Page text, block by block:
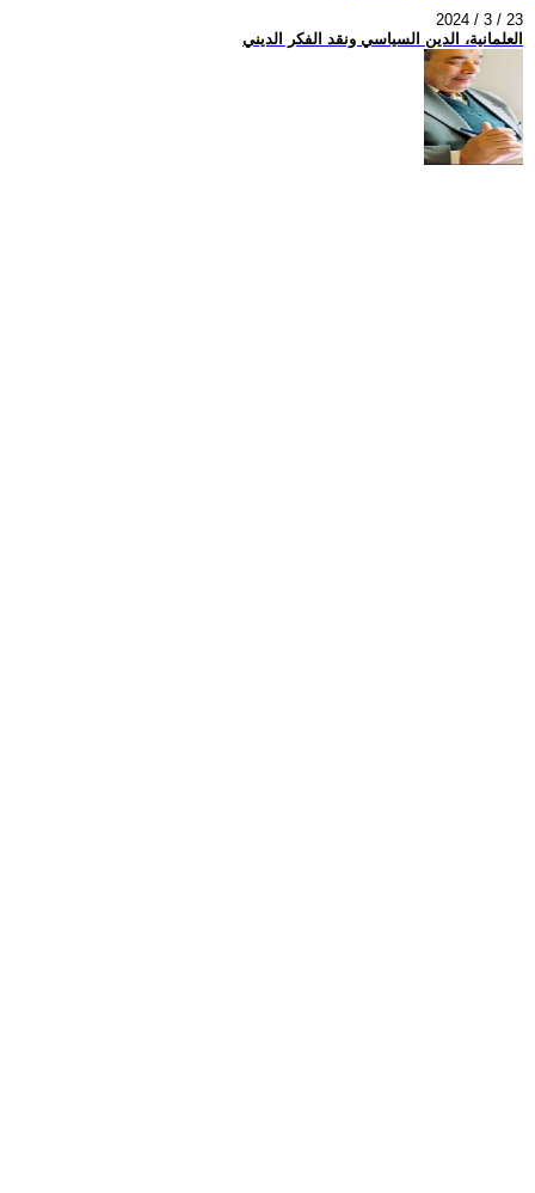
2024 / 3 / 23
العلمانية، الدين السياسي ونقد الفكر الديني